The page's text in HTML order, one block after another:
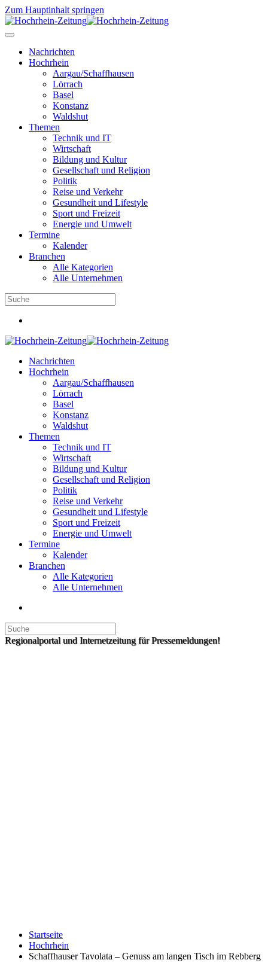
Zum Hauptinhalt springen
Nachrichten
Hochrhein
Aargau/Schaffhausen
Lörrach
Basel
Konstanz
Waldshut
Themen
Technik und IT
Wirtschaft
Bildung und Kultur
Gesellschaft und Religion
Politik
Reise und Verkehr
Gesundheit und Lifestyle
Sport und Freizeit
Energie und Umwelt
Termine
Kalender
Branchen
Alle Kategorien
Alle Unternehmen
Nachrichten
Hochrhein
Aargau/Schaffhausen
Lörrach
Basel
Konstanz
Waldshut
Themen
Technik und IT
Wirtschaft
Bildung und Kultur
Gesellschaft und Religion
Politik
Reise und Verkehr
Gesundheit und Lifestyle
Sport und Freizeit
Energie und Umwelt
Termine
Kalender
Branchen
Alle Kategorien
Alle Unternehmen
Regionalportal und Internetzeitung für Pressemeldungen!
Startseite
Hochrhein
Schaffhauser Tavolata – Genuss am langen Tisch im Rebberg